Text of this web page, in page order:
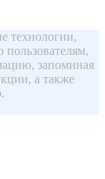
технологии,
пользователям,
запоминая
а также